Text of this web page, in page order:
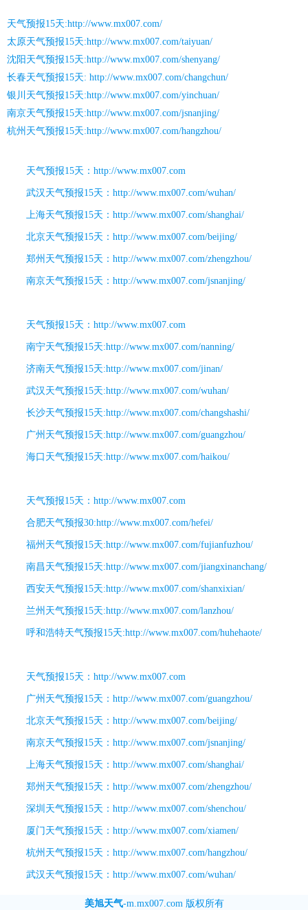
天气预报15天:http://www.mx007.com/
太原天气预报15天:http://www.mx007.com/taiyuan/
沈阳天气预报15天:http://www.mx007.com/shenyang/
长春天气预报15天: http://www.mx007.com/changchun/
银川天气预报15天:http://www.mx007.com/yinchuan/
南京天气预报15天:http://www.mx007.com/jsnanjing/
杭州天气预报15天:http://www.mx007.com/hangzhou/
天气预报15天 ：http://www.mx007.com
武汉天气预报15天 ：http://www.mx007.com/wuhan/
上海天气预报15天 ：http://www.mx007.com/shanghai/
北京天气预报15天 ：http://www.mx007.com/beijing/
郑州天气预报15天 ：http://www.mx007.com/zhengzhou/
南京天气预报15天 ：http://www.mx007.com/jsnanjing/
天气预报15天 ：http://www.mx007.com
南宁天气预报15天:http://www.mx007.com/nanning/
济南天气预报15天:http://www.mx007.com/jinan/
武汉天气预报15天:http://www.mx007.com/wuhan/
长沙天气预报15天:http://www.mx007.com/changshashi/
广州天气预报15天:http://www.mx007.com/guangzhou/
海口天气预报15天:http://www.mx007.com/haikou/
天气预报15天 ： http://www.mx007.com
合肥天气预报30:http://www.mx007.com/hefei/
福州天气预报15天:http://www.mx007.com/fujianfuzhou/
南昌天气预报15天:http://www.mx007.com/jiangxinanchang/
西安天气预报15天:http://www.mx007.com/shanxixian/
兰州天气预报15天:http://www.mx007.com/lanzhou/
呼和浩特天气预报15天:http://www.mx007.com/huhehaote/
天气预报15天 ： http://www.mx007.com
广州天气预报15天 ： http://www.mx007.com/guangzhou/
北京天气预报15天 ： http://www.mx007.com/beijing/
南京天气预报15天 ： http://www.mx007.com/jsnanjing/
上海天气预报15天 ： http://www.mx007.com/shanghai/
郑州天气预报15天 ： http://www.mx007.com/zhengzhou/
深圳天气预报15天 ： http://www.mx007.com/shenchou/
厦门天气预报15天 ： http://www.mx007.com/xiamen/
杭州天气预报15天 ： http://www.mx007.com/hangzhou/
武汉天气预报15天 ： http://www.mx007.com/wuhan/
美旭天气-m.mx007.com版权所有